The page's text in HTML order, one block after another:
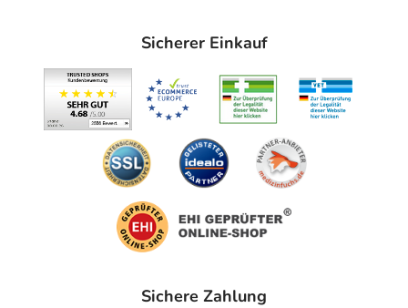
Sicherer Einkauf
Sichere Zahlung